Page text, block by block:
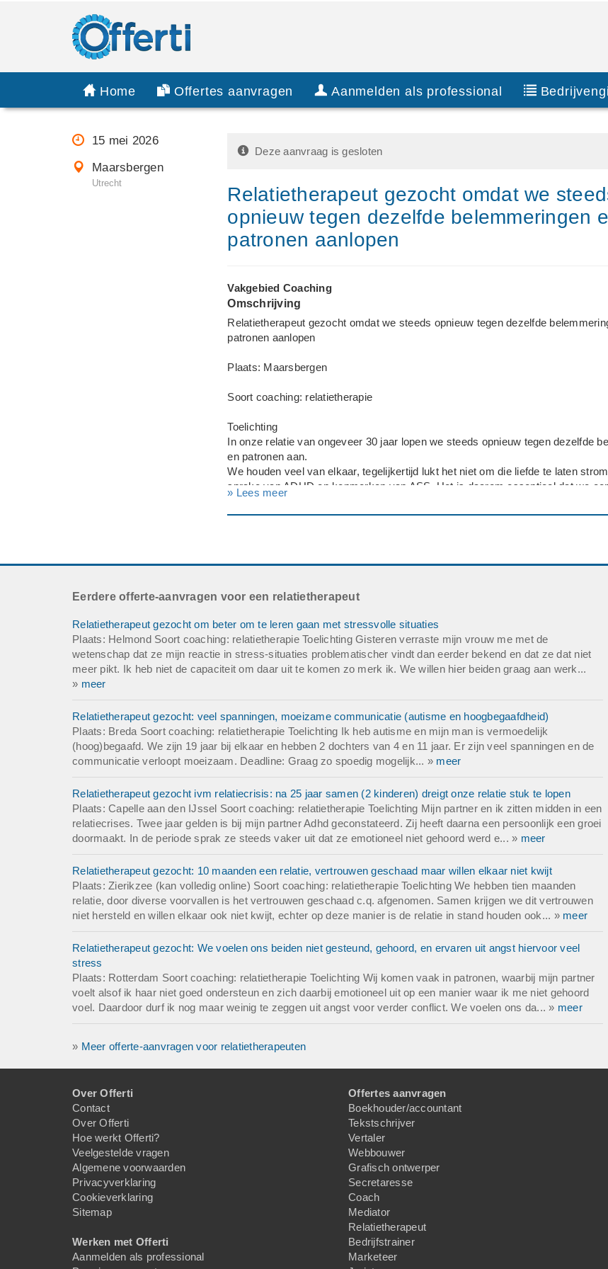
Home Offertes aanvragen Aanmelden als professional
15 mei 2026
Maarsbergen
Utrecht
Deze aanvraag is gesloten
Relatietherapeut gezocht omdat we
opnieuw tegen dezelfde belemmeringen
patronen aanlopen
Vakgebied Coaching
Omschrijving
Relatietherapeut gezocht omdat we steeds opnieuw tegen dezelfde
patronen aanlopen
Plaats: Maarsbergen
Soort coaching: relatietherapie
Toelichting
In onze relatie van ongeveer 30 jaar lopen we steeds opnieuw tegen dezelfde
en patronen aan.
We houden veel van elkaar, tegelijkertijd lukt het niet om die liefde te laten
sprake van ADHD en kenmerken van ASS. Het is daarom essentieel dat we
kan bieden.
» Lees meer
Eerdere offerte-aanvragen voor een relatietherapeut
Relatietherapeut gezocht om beter om te leren gaan met stressvolle situaties
Plaats: Helmond Soort coaching: relatietherapie Toelichting Gisteren verraste mijn vrouw me met de
wetenschap dat ze mijn reactie in stress-situaties problematischer vindt dan eerder bekend en dat ze dat niet
meer pikt. Ik heb niet de capaciteit om daar uit te komen zo merk ik. We willen hier beiden graag aan werk...
» meer
Relatietherapeut gezocht: veel spanningen, moeizame communicatie (autisme en hoogbegaafdheid)
Plaats: Breda Soort coaching: relatietherapie Toelichting Ik heb autisme en mijn man is vermoedelijk
(hoog)begaafd. We zijn 19 jaar bij elkaar en hebben 2 dochters van 4 en 11 jaar. Er zijn veel spanningen en de
communicatie verloopt moeizaam. Deadline: Graag zo spoedig mogelijk... » meer
Relatietherapeut gezocht ivm relatiecrisis: na 25 jaar samen (2 kinderen) dreigt onze relatie stuk te lopen
Plaats: Capelle aan den IJssel Soort coaching: relatietherapie Toelichting Mijn partner en ik zitten midden in een
relatiecrises. Twee jaar gelden is bij mijn partner Adhd geconstateerd. Zij heeft daarna een persoonlijk een groei
doormaakt. In de periode sprak ze steeds vaker uit dat ze emotioneel niet gehoord werd e... » meer
Relatietherapeut gezocht: 10 maanden een relatie, vertrouwen geschaad maar willen elkaar niet kwijt
Plaats: Zierikzee (kan volledig online) Soort coaching: relatietherapie Toelichting We hebben tien maanden
relatie, door diverse voorvallen is het vertrouwen geschaad c.q. afgenomen. Samen krijgen we dit vertrouwen
niet hersteld en willen elkaar ook niet kwijt, echter op deze manier is de relatie in stand houden ook... » meer
Relatietherapeut gezocht: We voelen ons beiden niet gesteund, gehoord, en ervaren uit angst hiervoor veel
stress
Plaats: Rotterdam Soort coaching: relatietherapie Toelichting Wij komen vaak in patronen, waarbij mijn partner
voelt alsof ik haar niet goed ondersteun en zich daarbij emotioneel uit op een manier waar ik me niet gehoord
voel. Daardoor durf ik nog maar weinig te zeggen uit angst voor verder conflict. We voelen ons da... » meer
» Meer offerte-aanvragen voor relatietherapeuten
Over Offerti
Contact
Over Offerti
Hoe werkt Offerti?
Veelgestelde vragen
Algemene voorwaarden
Privacyverklaring
Cookieverklaring
Sitemap
Werken met Offerti
Aanmelden als professional
Offertes aanvragen
Boekhouder/accountant
Tekstschrijver
Vertaler
Webbouwer
Grafisch ontwerper
Secretaresse
Coach
Mediator
Relatietherapeut
Bedrijfstrainer
Marketeer